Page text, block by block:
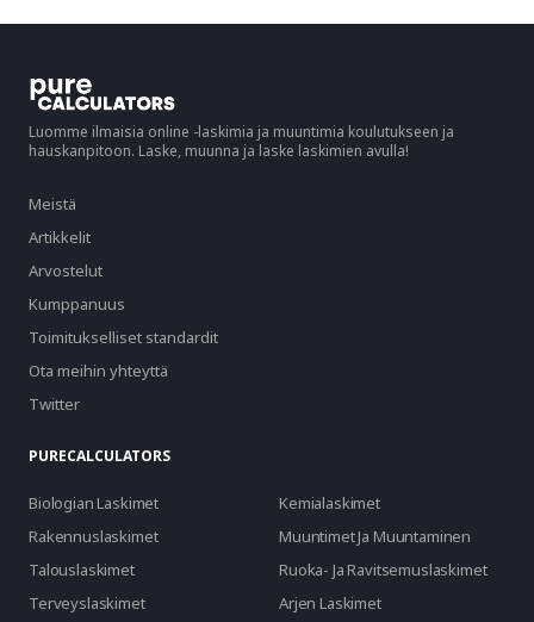
Luomme ilmaisia online -laskimia ja muuntimia koulutukseen ja
hauskanpitoon. Laske, muunna ja laske laskimien avulla!
Meistä
Artikkelit
Arvostelut
Kumppanuus
Toimitukselliset standardit
Ota meihin yhteyttä
Twitter
PURECALCULATORS
Biologian Laskimet
Kemialaskimet
Rakennuslaskimet
Muuntimet Ja Muuntaminen
Talouslaskimet
Ruoka- Ja Ravitsemuslaskimet
Terveyslaskimet
Arjen Laskimet